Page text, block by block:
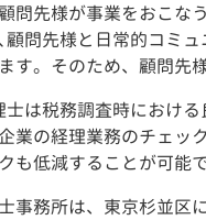
問先様が事業をおこな
顧問先様と日常的コミ
す。そのため、顧問先
士は税務調査時におけ
業の経理業務のチェッ
も低減することが可能で
事務所は、東京杉並区